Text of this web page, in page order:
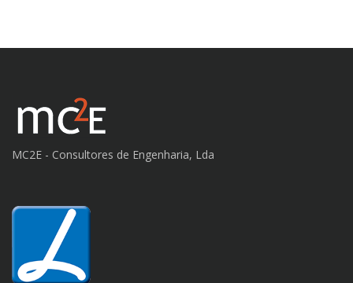
MC2E - Consultores de Engenharia, Lda